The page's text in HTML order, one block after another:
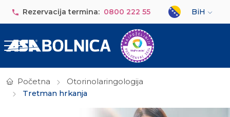
Rezervacija termina: 0800 222 55
Select your
BiH
Početna
Otorinolaringologija
Tretman hrkanja